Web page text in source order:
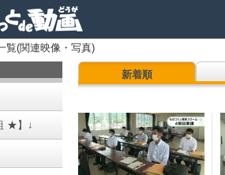
覧(関連映像・写真)
★】↓
新着順